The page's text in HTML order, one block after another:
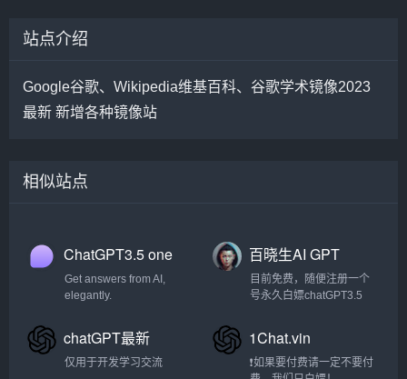
站点介绍
Google谷歌、Wikipedia维基百科、谷歌学术镜像2023
最新 新增各种镜像站
相似站点
ChatGPT3.5 one
Get answers from AI,
elegantly.
百晓生AI GPT
目前免费，随便注册一个
号永久白嫖chatGPT3.5
chatGPT最新
仅用于开发学习交流
1Chat.vin
❗如果要付费请一定不要付